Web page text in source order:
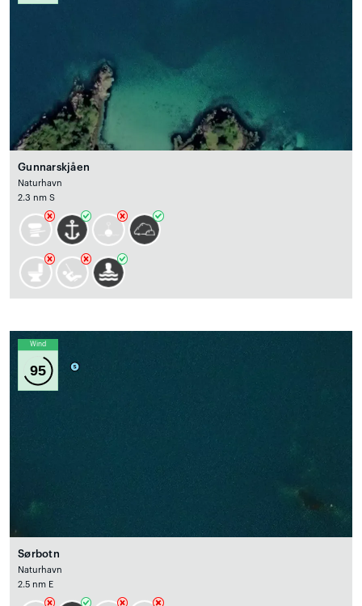
Gunnarskjåen
Naturhavn
2.3 nm S
Wind
95
Sørbotn
Naturhavn
2.5 nm E